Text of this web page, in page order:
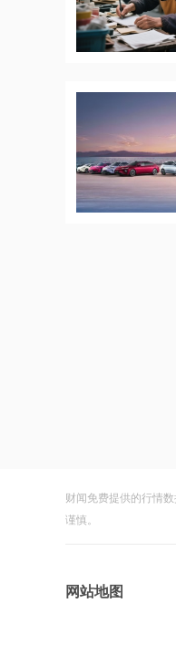
财闻免费提供的行情
谨慎。
网站地图